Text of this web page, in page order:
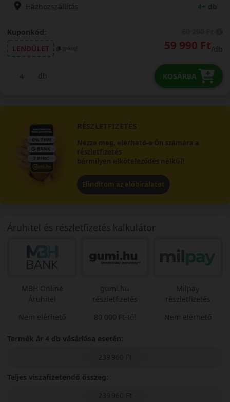
Házhozszállítás 4+ db
Kuponkód:
LENDÜLET
másol 59 990 Ft/db
db KOSÁRBA
RÉSZLETFIZETÉS
Nézze meg, elérhető-e Ön számára a
részletfizetés
bármilyen elköteleződés nélkül!
Elindítom az előbírálatot
Áruhitel és részletfizetés kalkulátor
MBH Online
Áruhitel
Nem elérhető
gumi.hu
részletfizetés
80 000 Ft-tól
Milpay
részletfizetés
Nem elérhető
Termék ár 4 db vásárlása esetén:
239 960 Ft
Teljes viszafizetendő összeg:
239 960 Ft